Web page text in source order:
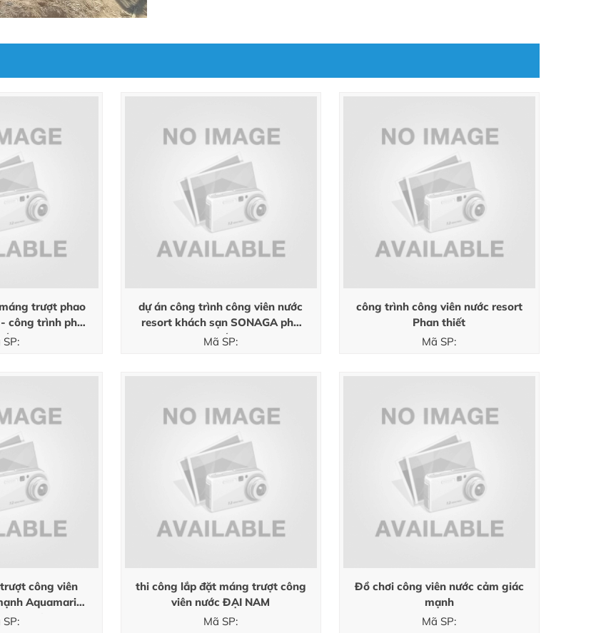
trượt phao
công trình phú
SP:
dự án công trình công viên nước
resort khách sạn SONAGA phú
quốc
Mã SP:
công trình công viên nước resort
Phan thiết
Mã SP:
công viên
Aquamarine
Ranh
SP:
thi công lắp đặt máng trượt công
viên nước ĐẠI NAM
Mã SP:
Đồ chơi công viên nước cảm giác
mạnh
Mã SP: